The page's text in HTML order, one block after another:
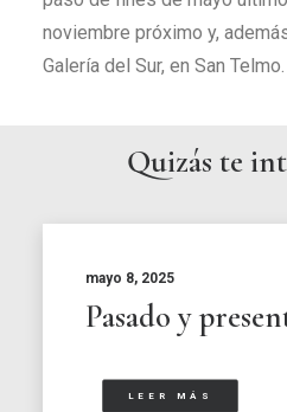
noviembre próximo y,
Galería del Sur, en San Telmo.
Quizás te
mayo 8, 2025
Pasado y
LEER MÁS